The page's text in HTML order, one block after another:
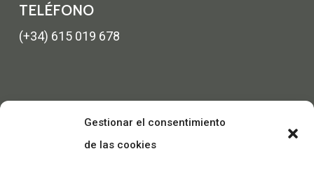
Gestionar el consentimiento
de las cookies
TELÉFONO
(+34) 615 019 678